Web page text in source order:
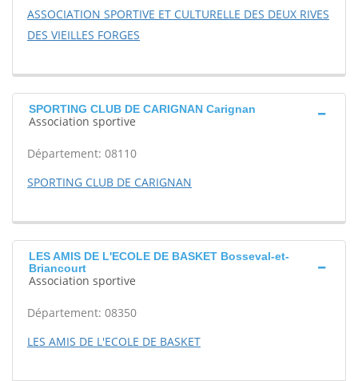
ASSOCIATION SPORTIVE ET CULTURELLE DES DEUX RIVES
DES VIEILLES FORGES
SPORTING CLUB DE CARIGNAN Carignan
Association sportive
Département: 08110
SPORTING CLUB DE CARIGNAN
LES AMIS DE L'ECOLE DE BASKET Bosseval-et-
Briancourt
Association sportive
Département: 08350
LES AMIS DE L'ECOLE DE BASKET